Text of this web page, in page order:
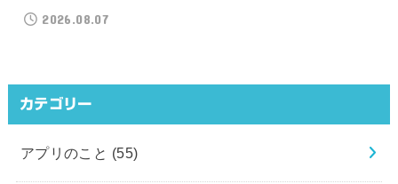
2026.08.07
カテゴリー
アプリのこと (55)